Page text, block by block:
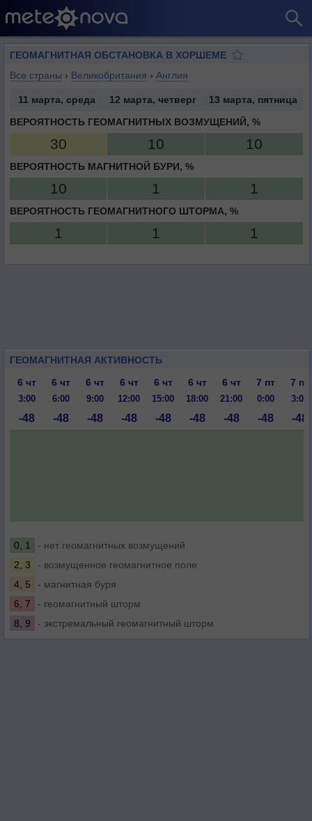
ГЕОМАГНИТНАЯ ОБСТАНОВКА В ХОРШЕМЕ
Все страны › Великобритания › Англия
11 марта, среда 12 марта, четверг
13 марта, пятница
ВЕРОЯТНОСТЬ ГЕОМАГНИТНЫХ ВОЗМУЩЕНИЙ, %
30 10 10
ВЕРОЯТНОСТЬ МАГНИТНОЙ БУРИ, %
10 1 1
ВЕРОЯТНОСТЬ ГЕОМАГНИТНОГО ШТОРМА, %
1 1 1
ГЕОМАГНИТНАЯ АКТИВНОСТЬ
6 чт
6 чт 6 чт 6 чт 6 чт 6 чт 6 чт 7 пт 7 пт
3:00 6:00 9:00 12:00 15:00 18:00 21:00 0:00 3:00
-48 -48 -48 -48 -48 -48 -48 -48 -48
0, 1
- нет геомагнитных возмущений
2, 3
- возмущенное геомагнитное поле
4, 5
- магнитная буря
6, 7
- геомагнитный шторм
8, 9
- экстремальный геомагнитный шторм